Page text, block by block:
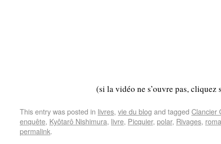
(si la vidéo ne s’ouvre pas, cliquez
This entry was posted in livres, vie du blog and tagged Clancier
enquête, Kyôtarô Nishimura, livre, Picquier, polar, Rivages,
permalink.